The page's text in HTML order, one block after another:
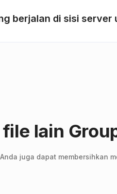
berjalan di sisi server
file lain
Anda juga dapat membersihkan